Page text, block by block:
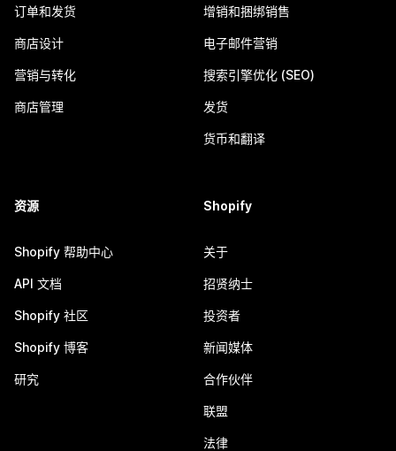
订单和发货
商店设计
营销与转化
商店管理
增销和捆绑销售
电子邮件营销
搜索引擎优化 (SEO)
发货
货币和翻译
资源
Shopify 帮助中心
API 文档
Shopify 社区
Shopify 博客
研究
Shopify
关于
招贤纳士
投资者
新闻媒体
合作伙伴
联盟
法律